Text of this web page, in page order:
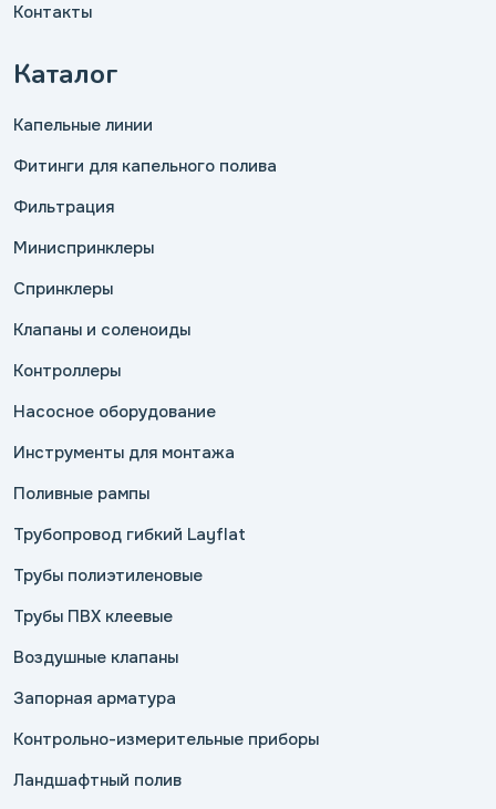
Контакты
Каталог
Капельные линии
Фитинги для капельного полива
Фильтрация
Миниспринклеры
Спринклеры
Клапаны и соленоиды
Контроллеры
Насосное оборудование
Инструменты для монтажа
Поливные рампы
Трубопровод гибкий Layflat
Трубы полиэтиленовые
Трубы ПВХ клеевые
Воздушные клапаны
Запорная арматура
Контрольно-измерительные приборы
Ландшафтный полив